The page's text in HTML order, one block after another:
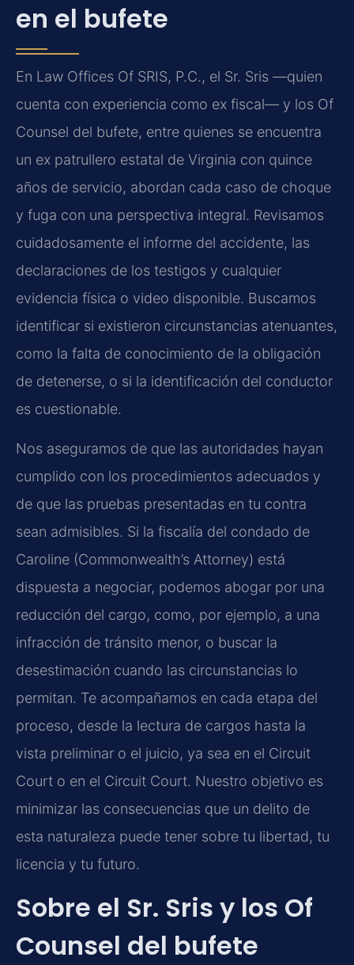
en el bufete
En Law Offices Of SRIS, P.C., el Sr. Sris —quien
cuenta con experiencia como ex fiscal— y los Of
Counsel del bufete, entre quienes se encuentra
un ex patrullero estatal de Virginia con quince
años de servicio, abordan cada caso de choque
y fuga con una perspectiva integral. Revisamos
cuidadosamente el informe del accidente, las
declaraciones de los testigos y cualquier
evidencia física o video disponible. Buscamos
identificar si existieron circunstancias atenuantes,
como la falta de conocimiento de la obligación
de detenerse, o si la identificación del conductor
es cuestionable.
Nos aseguramos de que las autoridades hayan
cumplido con los procedimientos adecuados y
de que las pruebas presentadas en tu contra
sean admisibles. Si la fiscalía del condado de
Caroline (Commonwealth’s Attorney) está
dispuesta a negociar, podemos abogar por una
reducción del cargo, como, por ejemplo, a una
infracción de tránsito menor, o buscar la
desestimación cuando las circunstancias lo
permitan. Te acompañamos en cada etapa del
proceso, desde la lectura de cargos hasta la
vista preliminar o el juicio, ya sea en el Circuit
Court o en el Circuit Court. Nuestro objetivo es
minimizar las consecuencias que un delito de
esta naturaleza puede tener sobre tu libertad, tu
licencia y tu futuro.
Sobre el Sr. Sris y los Of
Counsel del bufete